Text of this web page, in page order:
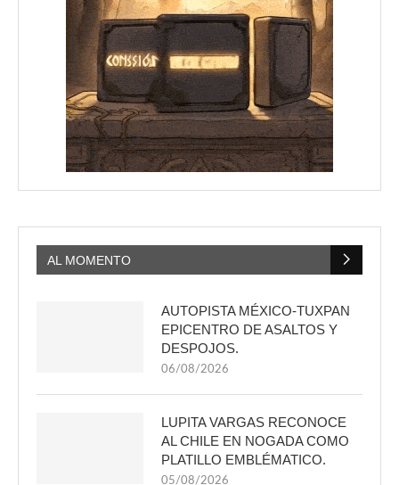
AL MOMENTO
AUTOPISTA MÉXICO-TUXPAN
EPICENTRO DE ASALTOS Y
DESPOJOS.
06/08/2026
LUPITA VARGAS RECONOCE
AL CHILE EN NOGADA COMO
PLATILLO EMBLÉMATICO.
05/08/2026